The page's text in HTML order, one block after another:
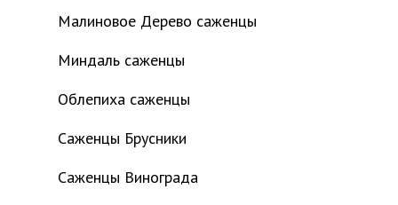
Малиновое Дерево саженцы
Миндаль саженцы
Облепиха саженцы
Саженцы Брусники
Саженцы Винограда